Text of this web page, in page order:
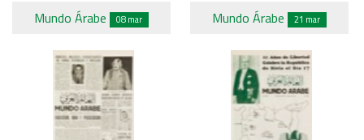
Mundo Árabe 08 mar Mundo Árabe 21 mar